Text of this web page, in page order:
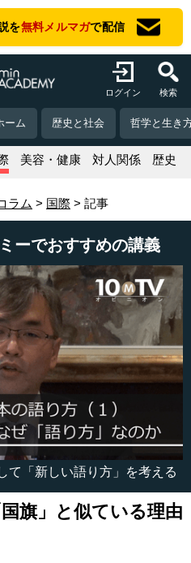
を無料メルマガで配信
ログイン 検索
ーム 歴史と社会 哲学と生き
美容・健康 対人関係 歴史
ラム 国際 記事
ーでおすすめの講義
て「新しい語り方」を考える
旗」と似ている理由